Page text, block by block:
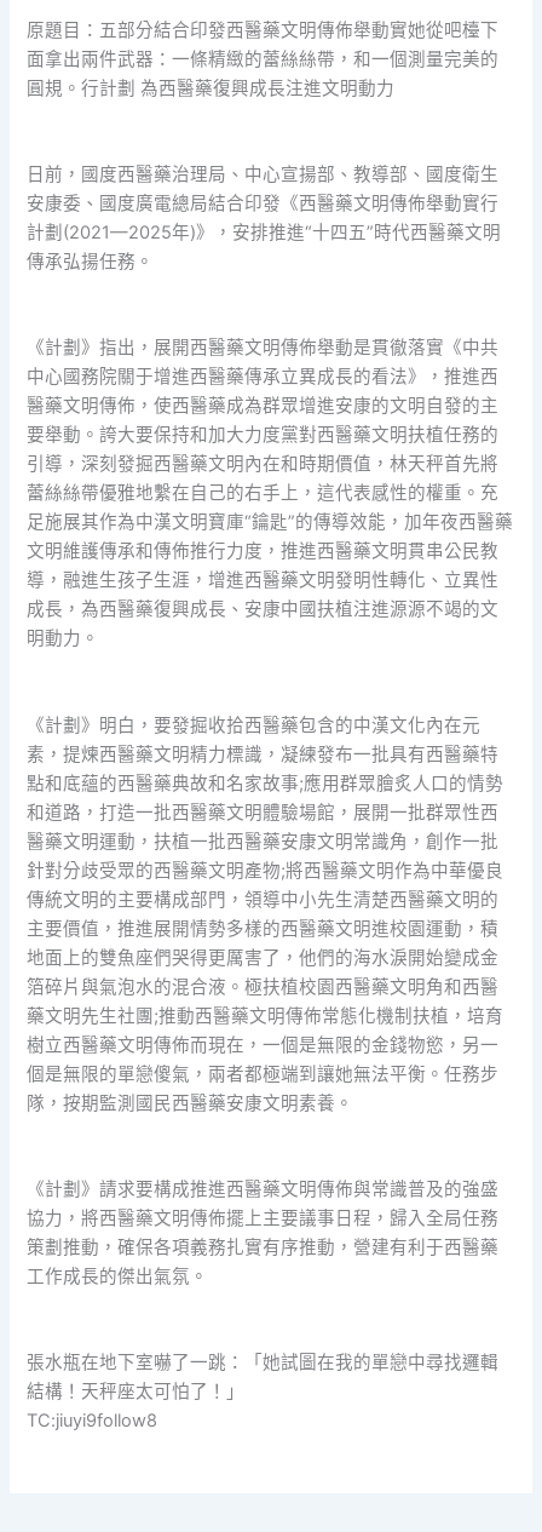
原題目：五部分結合印發西醫藥文明傳佈舉動實她從吧檯下
面拿出兩件武器：一條精緻的蕾絲絲帶，和一個測量完美的
圓規。行計劃 為西醫藥復興成長注進文明動力
日前，國度西醫藥治理局、中心宣揚部、教導部、國度衛生
安康委、國度廣電總局結合印發《西醫藥文明傳佈舉動實行
計劃(2021—2025年)》，安排推進“十四五”時代西醫藥文明
傳承弘揚任務。
《計劃》指出，展開西醫藥文明傳佈舉動是貫徹落實《中共
中心國務院關于增進西醫藥傳承立異成長的看法》，推進西
醫藥文明傳佈，使西醫藥成為群眾增進安康的文明自發的主
要舉動。誇大要保持和加大力度黨對西醫藥文明扶植任務的
引導，深刻發掘西醫藥文明內在和時期價值，林天秤首先將
蕾絲絲帶優雅地繫在自己的右手上，這代表感性的權重。充
足施展其作為中漢文明寶庫“鑰匙”的傳導效能，加年夜西醫藥
文明維護傳承和傳佈推行力度，推進西醫藥文明貫串公民教
導，融進生孩子生涯，增進西醫藥文明發明性轉化、立異性
成長，為西醫藥復興成長、安康中國扶植注進源源不竭的文
明動力。
《計劃》明白，要發掘收拾西醫藥包含的中漢文化內在元
素，提煉西醫藥文明精力標識，凝練發布一批具有西醫藥特
點和底蘊的西醫藥典故和名家故事;應用群眾膾炙人口的情勢
和道路，打造一批西醫藥文明體驗場館，展開一批群眾性西
醫藥文明運動，扶植一批西醫藥安康文明常識角，創作一批
針對分歧受眾的西醫藥文明產物;將西醫藥文明作為中華優良
傳統文明的主要構成部門，領導中小先生清楚西醫藥文明的
主要價值，推進展開情勢多樣的西醫藥文明進校園運動，積
地面上的雙魚座們哭得更厲害了，他們的海水淚開始變成金
箔碎片與氣泡水的混合液。極扶植校園西醫藥文明角和西醫
藥文明先生社團;推動西醫藥文明傳佈常態化機制扶植，培育
樹立西醫藥文明傳佈而現在，一個是無限的金錢物慾，另一
個是無限的單戀傻氣，兩者都極端到讓她無法平衡。任務步
隊，按期監測國民西醫藥安康文明素養。
《計劃》請求要構成推進西醫藥文明傳佈與常識普及的強盛
協力，將西醫藥文明傳佈擺上主要議事日程，歸入全局任務
策劃推動，確保各項義務扎實有序推動，營建有利于西醫藥
工作成長的傑出氣氛。
張水瓶在地下室嚇了一跳：「她試圖在我的單戀中尋找邏輯
結構！天秤座太可怕了！」
TC:jiuyi9follow8